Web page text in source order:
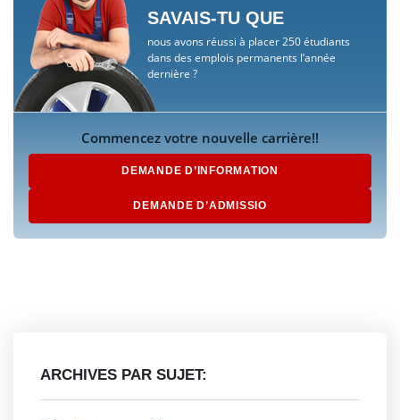
SAVAIS-TU QUE
nous avons réussi à placer 250 étudiants
dans des emplois permanents l’année
dernière ?
Commencez votre nouvelle carrière!!
DEMANDE D’INFORMATION
DEMANDE D’ADMISSIO
ARCHIVES PAR SUJET: